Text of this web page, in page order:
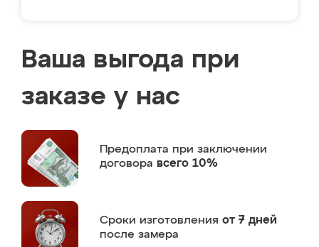
Ваша выгода при
заказе у нас
Предоплата при заключении
договора всего 10%
Сроки изготовления от 7 дней
после замера